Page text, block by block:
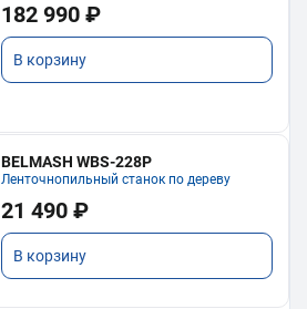
182 990 ₽
В корзину
BELMASH WBS-228P
Ленточнопильный станок по дереву
21 490 ₽
В корзину